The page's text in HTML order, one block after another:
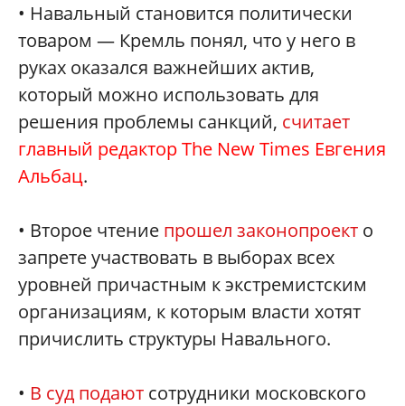
• Навальный становится политически
товаром — Кремль понял, что у него в
руках оказался важнейших актив,
который можно использовать для
решения проблемы санкций, считает
главный редактор The New Times Евгения
Альбац.
• Второе чтение прошел законопроект о
запрете участвовать в выборах всех
уровней причастным к экстремистским
организациям, к которым власти хотят
причислить структуры Навального.
• В суд подают сотрудники московского